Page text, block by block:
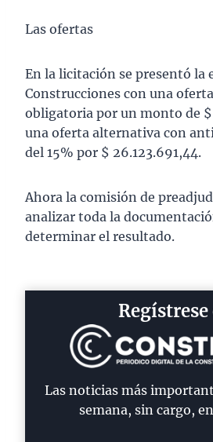
Las ofertas
En la licitación se presentó la
Construcciones con una
obligatoria por un monto de $
una oferta alternativa con
del 15% por $ 26.123.691,44.
Ahora la comisión de
analizar toda la
determinar el resultado.
Regístrese
Las noticias más
semana, sin cargo,